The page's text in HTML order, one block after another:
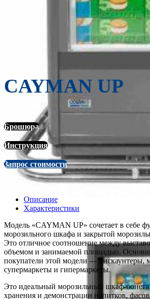
CAYMAN UP
Брошюра
Инструкция
Запрос стоимости
Описание
Характеристики
Модель «CAYMAN UP» сочетает в себе
морозильного шкафа и закрытой
Это отличное соотношение между
объемом и занимаемой площадью.
покупатели этой модели — дискаунтеры,
супермаркеты и гипермаркеты.
Это идеальный морозильный шкаф-бонета
хранения и демонстрации напитков,